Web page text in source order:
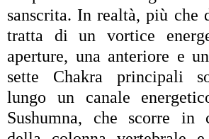
sanscrita. In realtà, più che
tratta di un vortice
aperture, una anteriore e
sette Chakra principali
lungo un canale
Sushumna, che scorre in